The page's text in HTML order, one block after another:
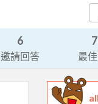
6
邀請回答 最